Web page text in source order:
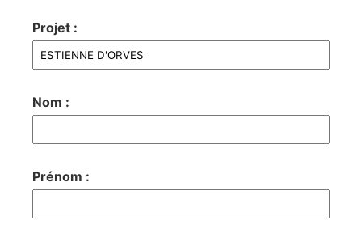
Projet :
Nom :
Prénom :